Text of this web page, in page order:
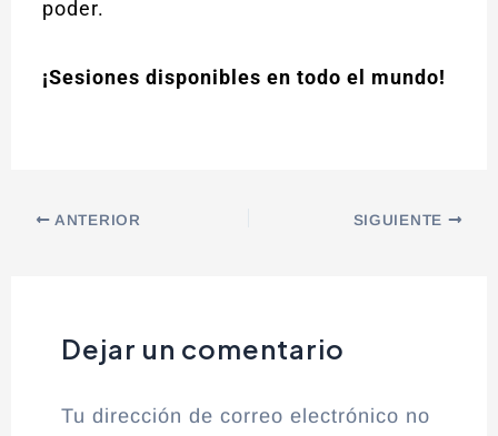
poder.
¡Sesiones disponibles en todo el mundo!
ANTERIOR SIGUIENTE
Dejar un comentario
Tu dirección de correo electrónico no